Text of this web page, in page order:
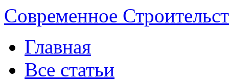
Современное
Главная
Все статьи